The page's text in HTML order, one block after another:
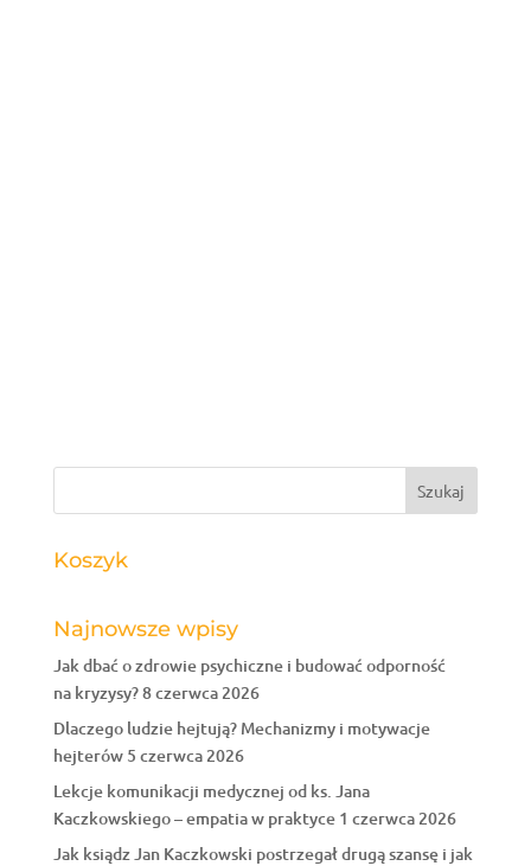
Koszyk
Najnowsze wpisy
Jak dbać o zdrowie psychiczne i budować odporność
na kryzysy?8 czerwca 2026
Dlaczego ludzie hejtują? Mechanizmy i motywacje
hejterów 5 czerwca 2026
Lekcje komunikacji medycznej od ks. Jana
Kaczkowskiego – empatia w praktyce 1 czerwca 2026
Jak ksiądz Jan Kaczkowski postrzegał drugą szansę i jak